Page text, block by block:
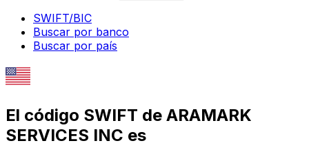
SWIFT/BIC
Buscar por banco
Buscar por país
El código SWIFT de ARAMARK
SERVICES INC es